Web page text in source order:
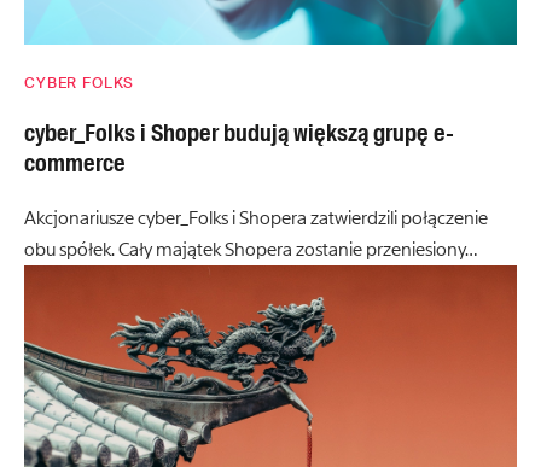
CYBER FOLKS
cyber_Folks i Shoper budują większą grupę e-
commerce
Akcjonariusze cyber_Folks i Shopera zatwierdzili połączenie
obu spółek. Cały majątek Shopera zostanie przeniesiony…